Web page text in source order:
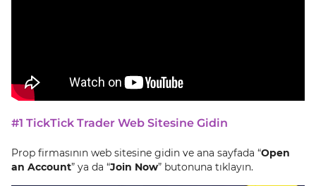
#1 TickTick Trader Web Sitesine Gidin
Prop firmasının web sitesine gidin ve ana sayfada “Open
an Account” ya da “Join Now” butonuna tıklayın.